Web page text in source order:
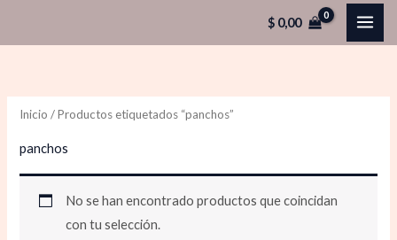
$0,00
Inicio / Productos etiquetados “panchos”
panchos
No se han encontrado productos que coincidan
con tu selección.